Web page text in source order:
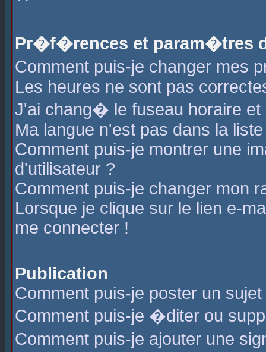
Pr�f�rences et param�tres
Comment puis-je changer mes
Les heures ne sont pas
J'ai chang� le fuseau horaire
Ma langue n'est pas dans la
Comment puis-je montrer une
d'utilisateur ?
Comment puis-je changer mon
Lorsque je clique sur le lien e-
me connecter !
Publication
Comment puis-je poster un
Comment puis-je �diter ou
Comment puis-je ajouter une